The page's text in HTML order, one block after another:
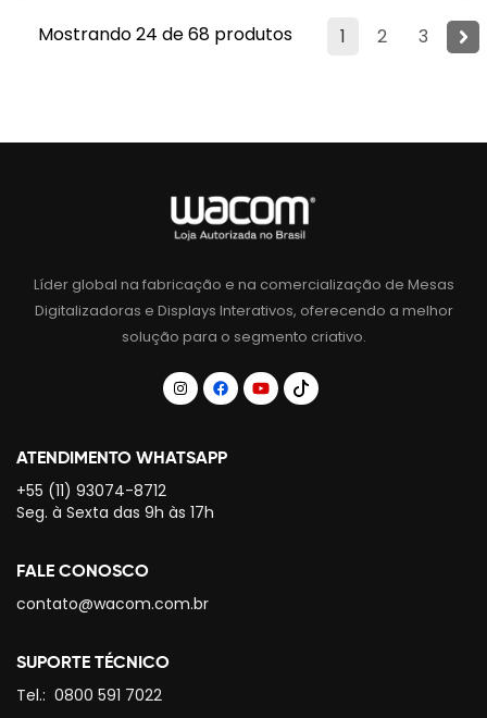
1 2 3
Mostrando 24 de 68 produtos
Líder global na fabricação e na comercialização de Mesas
Digitalizadoras e Displays Interativos, oferecendo a melhor
solução para o segmento criativo.
ATENDIMENTO WHATSAPP
+55 (11) 93074-8712
Seg. à Sexta das 9h às 17h
FALE CONOSCO
contato@wacom.com.br
SUPORTE TÉCNICO
Tel.: 0800 591 7022